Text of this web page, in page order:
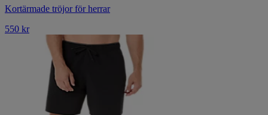
Kortärmade tröjor för herrar
550 kr